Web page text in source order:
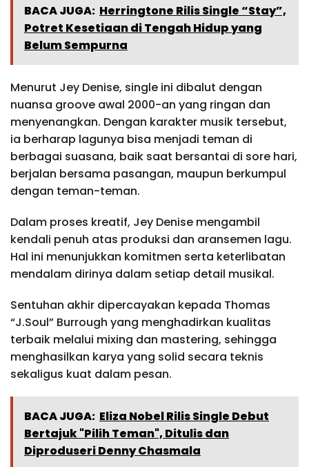
BACA JUGA: Herringtone Rilis Single “Stay”,
Potret Kesetiaan di Tengah Hidup yang
Belum Sempurna
Menurut Jey Denise, single ini dibalut dengan
nuansa groove awal 2000-an yang ringan dan
menyenangkan. Dengan karakter musik tersebut,
ia berharap lagunya bisa menjadi teman di
berbagai suasana, baik saat bersantai di sore hari,
berjalan bersama pasangan, maupun berkumpul
dengan teman-teman.
Dalam proses kreatif, Jey Denise mengambil
kendali penuh atas produksi dan aransemen lagu.
Hal ini menunjukkan komitmen serta keterlibatan
mendalam dirinya dalam setiap detail musikal.
Sentuhan akhir dipercayakan kepada Thomas
“J.Soul” Burrough yang menghadirkan kualitas
terbaik melalui mixing dan mastering, sehingga
menghasilkan karya yang solid secara teknis
sekaligus kuat dalam pesan.
BACA JUGA: Eliza Nobel Rilis Single Debut
Bertajuk "Pilih Teman", Ditulis dan
Diproduseri Denny Chasmala